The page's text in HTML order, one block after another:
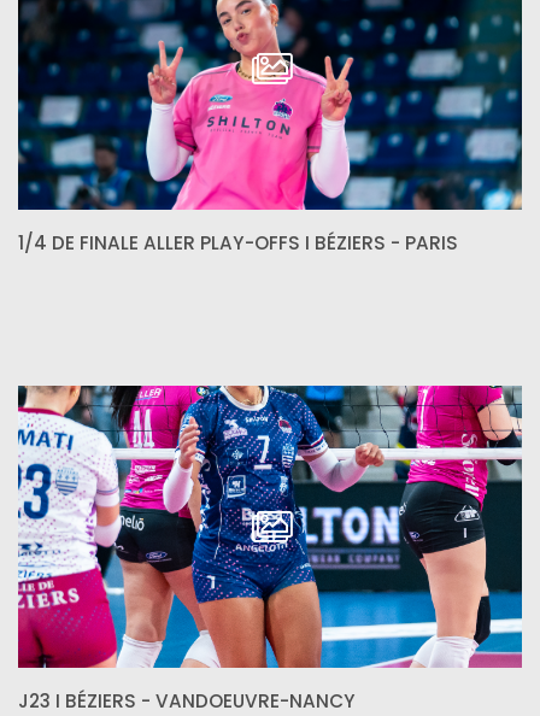
1/4 DE FINALE ALLER PLAY-OFFS I BÉZIERS - PARIS
J23 I BÉZIERS - VANDOEUVRE-NANCY